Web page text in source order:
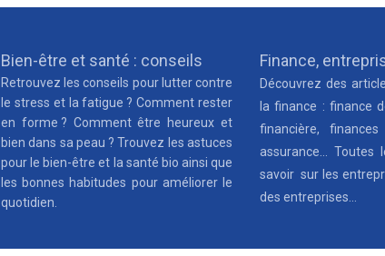
Bien-être et santé : conseils
Retrouvez les conseils pour lutter contre
le stress et la fatigue ? Comment rester
en forme ? Comment être heureux et
bien dans sa peau ? Trouvez les astuces
pour le bien-être et la santé bio ainsi que
les bonnes habitudes pour améliorer le
quotidien.
Finance,
Découvrez des
la finance : finance
financière,
assurance… Toutes
savoir sur les
des entreprises…